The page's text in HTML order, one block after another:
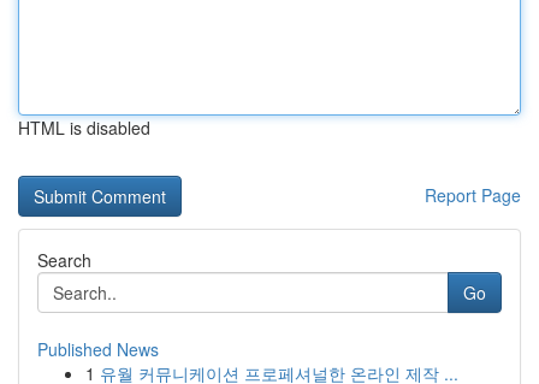
HTML is disabled
Report Page
Search
Go
Published News
1 유월 커뮤니케이션 프로페셔널한 온라인 제작 ...